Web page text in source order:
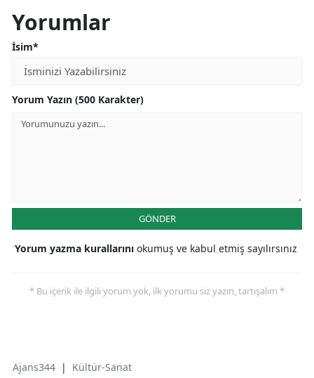
Yorumlar
İsim*
Yorum Yazın (500 Karakter)
GÖNDER
Yorum yazma kurallarını okumuş ve kabul etmiş sayılırsınız
* Bu içerik ile ilgili yorum yok, ilk yorumu siz yazın, tartışalım *
Ajans344 | Kültür-Sanat